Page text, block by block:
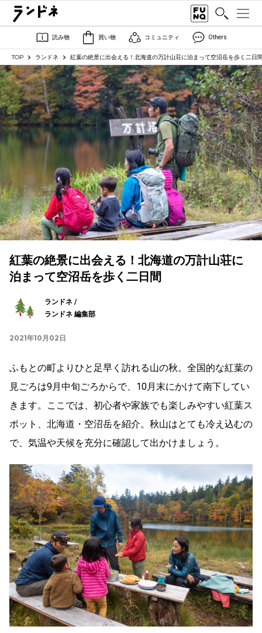
読み物 買い物 コミュニティ Others
TOP ランドネ 紅葉の絶景に出会える！北海道の万計山荘に泊まって空沼岳を歩く二日
紅葉の絶景に出会える！北海道の万計山荘に
泊まって空沼岳を歩く二日間
ランドネ /
ランドネ 編集部
2021年10月02日
ふもとの町よりひと足早く訪れる山の秋。全国的な紅葉の
見ごろは9月中旬ごろからで、10月末にかけて南下してい
きます。ここでは、初心者や家族でも楽しみやすい紅葉ス
ポット、北海道・空沼岳を紹介。秋山はとても冷え込むの
で、気温や天候を充分に確認して出かけましょう。